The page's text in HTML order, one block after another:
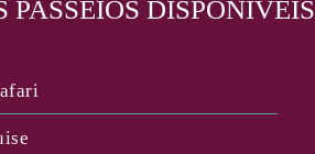
PASSEIOS DISPONÍVEIS